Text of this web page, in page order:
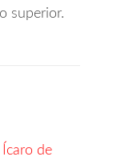
superior.
de